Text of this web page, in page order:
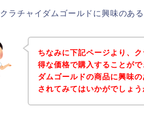
ラチャイダムゴールドに興味のあ
ちなみに下記ページより、
得な価格で購入することが
ダムゴールドの商品に興味
されてみてはいかがでしょう